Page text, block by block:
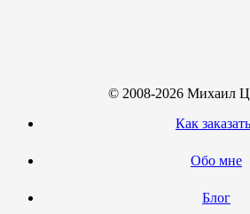
© 2008-2026 Михаил
Как
Обо мне
Блог